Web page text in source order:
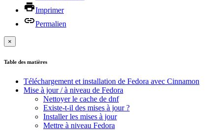
Imprimer
Permalien
×
Table des matières
Téléchargement et installation de Fedora avec Cinnamon
Mise à jour / à niveau de Fedora
Nettoyer le cache de dnf
Existe-t-il des mises à jour ?
Installer les mises à jour
Mettre à niveau Fedora